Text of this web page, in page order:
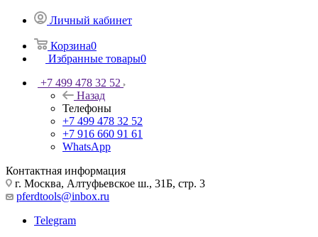
Личный кабинет
Корзина0
Избранные товары0
+7 499 478 32 52
Назад
Телефоны
+7 499 478 32 52
+7 916 660 91 61
WhatsApp
Контактная информация
г. Москва, Алтуфьевское ш., 31Б, стр. 3
pferdtools@inbox.ru
Telegram